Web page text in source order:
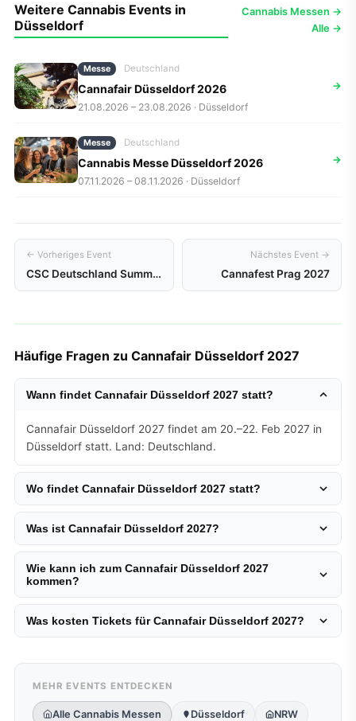
Weitere Cannabis Events in
Düsseldorf
Cannabis Messen →
Alle →
Messe Deutschland
Cannafair Düsseldorf 2026
21.08.2026 – 23.08.2026 · Düsseldorf
→
Messe Deutschland
Cannabis Messe Düsseldorf 2026
07.11.2026 – 08.11.2026 · Düsseldorf
→
← Vorheriges Event
CSC Deutschland Summit 2027
Nächstes Event →
Cannafest Prag 2027
Häufige Fragen zu Cannafair Düsseldorf 2027
Wann findet Cannafair Düsseldorf 2027 statt?
Cannafair Düsseldorf 2027 findet am 20.–22. Feb 2027 in
Düsseldorf statt. Land: Deutschland.
Wo findet Cannafair Düsseldorf 2027 statt?
Was ist Cannafair Düsseldorf 2027?
Wie kann ich zum Cannafair Düsseldorf 2027
kommen?
Was kosten Tickets für Cannafair Düsseldorf 2027?
MEHR EVENTS ENTDECKEN
Alle Cannabis Messen Düsseldorf NRW